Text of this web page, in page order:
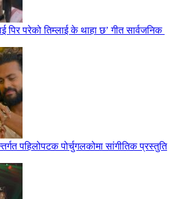
पिर परेको तिम्लाई के थाहा छ’ गीत सार्वजनिक
पहिलोपटक पोर्चुगलकोमा सांगीतिक प्रस्तुति